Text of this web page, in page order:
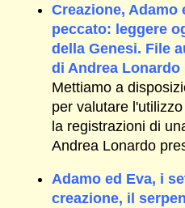
Creazione, Adamo
peccato: leggere
della Genesi. File
di Andrea Lonardo
Mettiamo a
per valutare
la registrazioni di
Andrea Lonardo
Adamo ed Eva, i
creazione, il